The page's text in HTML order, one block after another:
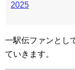
2025
一駅伝ファンとし
ていきます。